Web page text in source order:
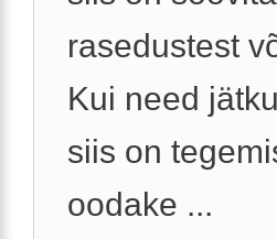
rasedustest
Kui need
siis on
oodake ...